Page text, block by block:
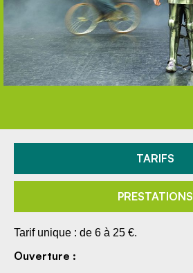
TARIFS
PRESTATIONS
Tarif unique : de 6 à 25 €.
Ouverture :